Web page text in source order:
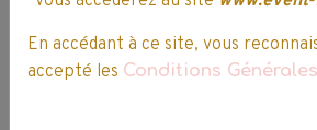
Questions / Réponses
En accédant à ce site, vous
accepté les Conditions